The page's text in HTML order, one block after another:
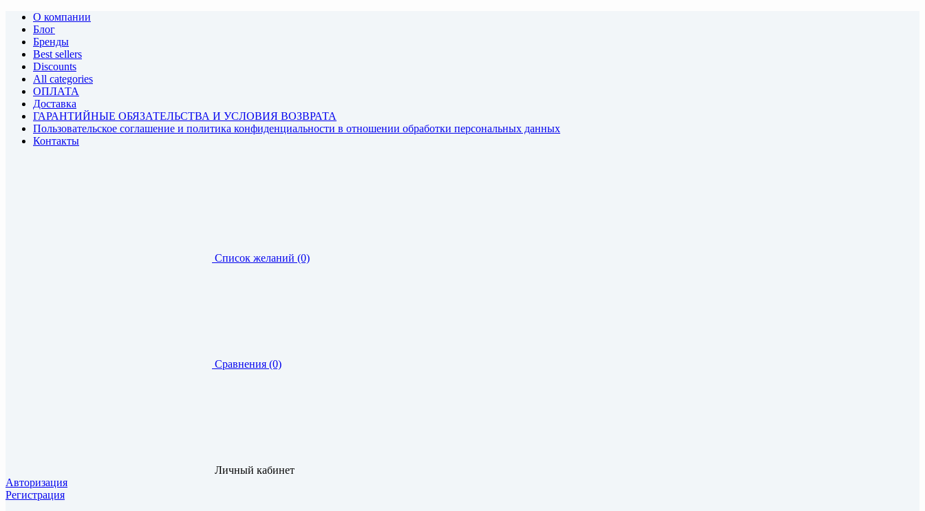
О компании
Блог
Бренды
Best sellers
Discounts
All categories
ОПЛАТА
Доставка
ГАРАНТИЙНЫЕ ОБЯЗАТЕЛЬСТВА И УСЛОВИЯ ВОЗВРАТА
Пользовательское соглашение и политика конфиденциальности в отношении обработки персональных данных
Контакты
Список желаний (0)
Сравнения (0)
Личный кабинет
Авторизация
Регистрация